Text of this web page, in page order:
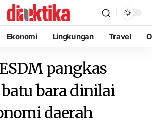
Ekonomi Lingkungan Travel
pangkas
bara dinilai
daerah